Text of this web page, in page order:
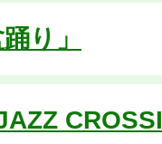
り」